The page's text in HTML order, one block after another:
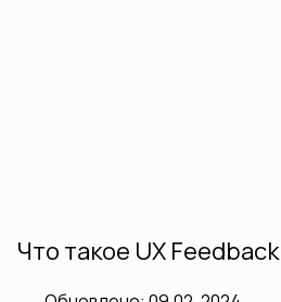
Что такое UX Feedback